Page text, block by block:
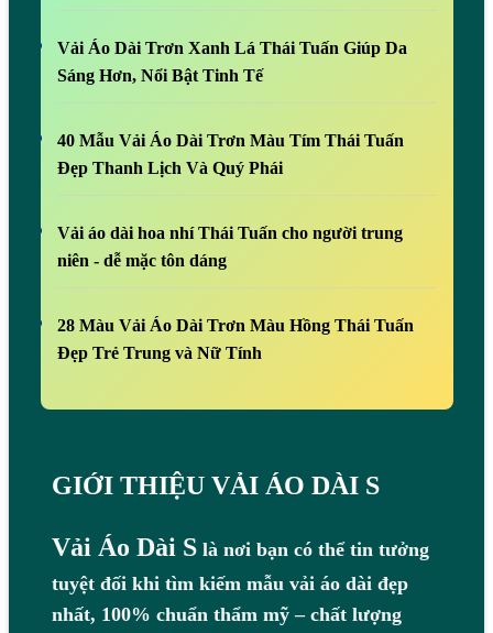
Vải Áo Dài Trơn Xanh Lá Thái Tuấn Giúp Da
Sáng Hơn, Nổi Bật Tinh Tế
40 Mẫu Vải Áo Dài Trơn Màu Tím Thái Tuấn
Đẹp Thanh Lịch Và Quý Phái
Vải áo dài hoa nhí Thái Tuấn cho người trung
niên - dễ mặc tôn dáng
28 Màu Vải Áo Dài Trơn Màu Hồng Thái Tuấn
Đẹp Trẻ Trung và Nữ Tính
GIỚI THIỆU VẢI ÁO DÀI S
Vải Áo Dài Slà nơi bạn có thể tin tưởng
tuyệt đối khi tìm kiếm mẫu vải áo dài đẹp
nhất, 100% chuẩn thẩm mỹ – chất lượng